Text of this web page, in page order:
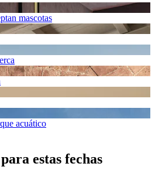
mascotas
acuático
estas fechas